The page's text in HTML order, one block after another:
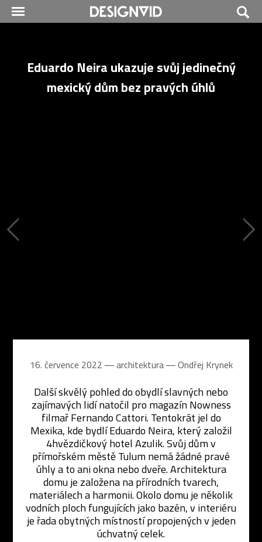
Eduardo Neira ukazuje svůj jedinečný
mexický dům bez pravých úhlů
16. července 2022 ― architektura ―Ondřej Krynek
Další skvělý pohled do obydlí slavných nebo
zajímavých lidí natočil pro magazín Nowness
filmař Fernando Cattori. Tentokrát jel do
Mexika, kde bydlí Eduardo Neira, který založil
4hvězdičkový hotel Azulik. Svůj dům v
přímořském městě Tulum nemá žádné pravé
úhly a to ani okna nebo dveře. Architektura
domu je založena na přírodních tvarech,
materiálech a harmonii. Okolo domu je několik
vodních ploch fungujících jako bazén, v interiéru
je řada obytných místností propojených v jeden
úchvatný celek.